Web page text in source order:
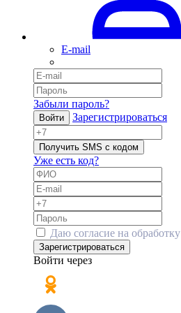
E-mail
Забыли пароль?
Войти Зарегистрироваться
Получить SMS с кодом
Уже есть код?
Даю согласие на обработку
Зарегистрироваться
Войти через